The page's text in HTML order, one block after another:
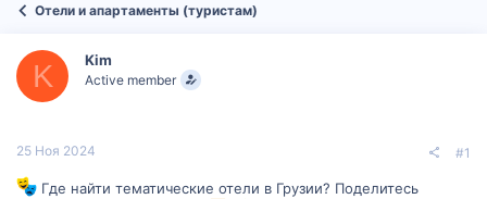
т
м
ы
а
Отели и апартаменты (туристам)
K Kim
Active member
25 Ноя 2024 #1
Где найти тематические отели в Грузии? Поделитесь